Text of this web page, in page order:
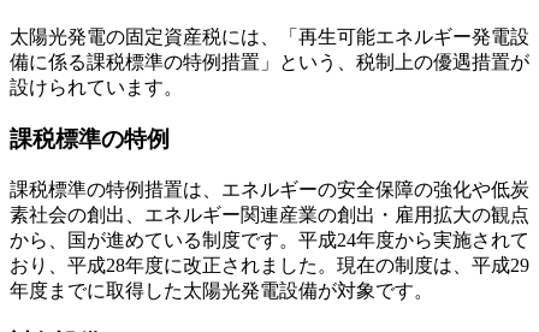
太陽光発電の固定資産税には、「再生可能エネルギー発電設
備に係る課税標準の特例措置」という、税制上の優遇措置が
設けられています。
課税標準の特例
課税標準の特例措置は、エネルギーの安全保障の強化や低炭
素社会の創出、エネルギー関連産業の創出・雇用拡大の観点
から、国が進めている制度です。平成24年度から実施されて
おり、平成28年度に改正されました。現在の制度は、平成29
年度までに取得した太陽光発電設備が対象です。